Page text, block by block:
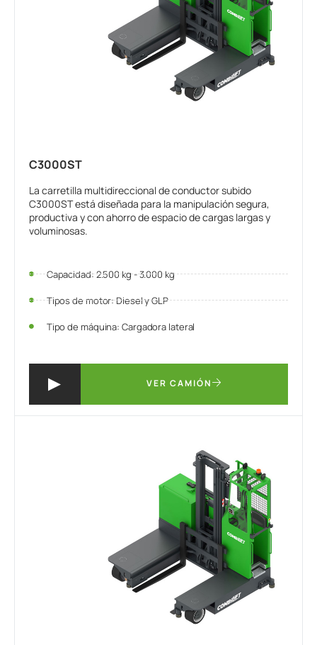
C3000ST
La carretilla multidireccional de conductor subido
C3000ST está diseñada para la manipulación segura,
productiva y con ahorro de espacio de cargas largas y
voluminosas.
Capacidad: 2.500 kg - 3.000 kg
Tipos de motor: Diesel y GLP
Tipo de máquina: Cargadora lateral
VER CAMIÓN